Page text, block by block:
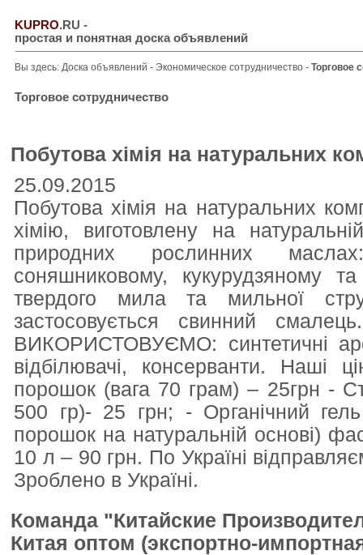
KUPRO.RU -
простая и понятная доска объявлений
Вы здесь: Доска объявлений - Экономическое сотрудничество - Торговое
Торговое сотрудничество
Побутова хімія на натуральних
25.09.2015
Побутова хімія на натуральних
хімію, виготовлену на
природних рослинних
соняшниковому, кукурудзяному
твердого мила та мильної
застосовується свинний
ВИКОРИСТОВУЄМО: синтетичні
відбілювачі, консерванти. Наші
порошок (вага 70 грам) – 25грн -
500 гр)- 25 грн; - Органічний
порошок на натуральній основі)
10 л – 90 грн. По Україні
Зроблено в Україні.
Команда "Китайские
Китая оптом (экспортно-